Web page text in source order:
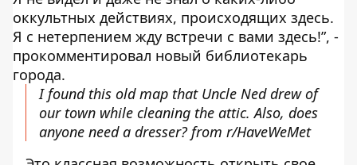
оккультных действиях, происходящих здесь.
Я с нетерпением жду встречи с вами здесь!”, -
прокомментировал новый библиотекарь
города.
I found this old map that Uncle Ned drew of
our town while cleaning the attic. Also, does
anyone need a dresser?from r/HaveWeMet